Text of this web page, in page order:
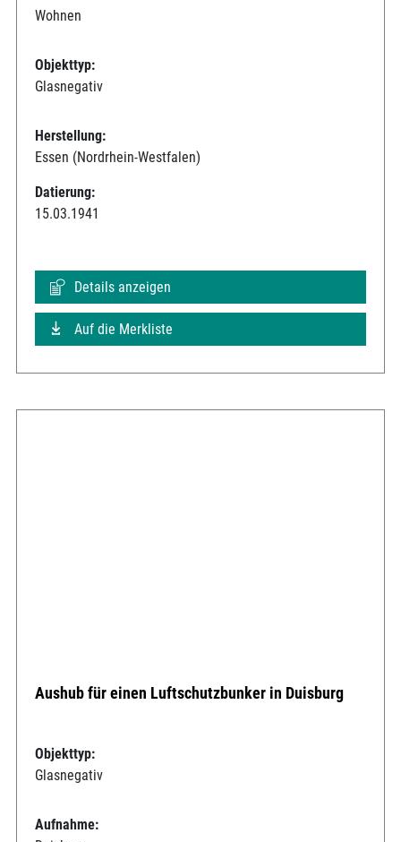
Wohnen
Objekttyp:
Glasnegativ
Herstellung:
Essen (Nordrhein-Westfalen)
Datierung:
15.03.1941
Details anzeigen
Auf die Merkliste
Aushub für einen Luftschutzbunker in Duisburg
Objekttyp:
Glasnegativ
Aufnahme: